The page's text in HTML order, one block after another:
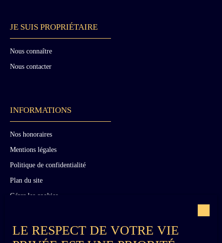
JE SUIS PROPRIÉTAIRE
Nous connaître
Nous contacter
INFORMATIONS
Nos honoraires
Mentions légales
Politique de confidentialité
Plan du site
Gérer les cookies
LE RESPECT DE VOTRE VIE